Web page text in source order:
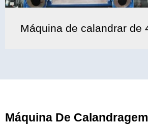
Máquina de calandrar de
Máquina De